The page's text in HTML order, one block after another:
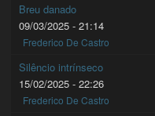
Breu danado
09/03/2025 - 21:14
Frederico De Castro
Silêncio intrínseco
15/02/2025 - 22:26
Frederico De Castro